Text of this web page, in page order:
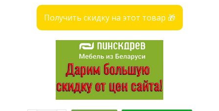
Получить скидку на этот товар 🎁